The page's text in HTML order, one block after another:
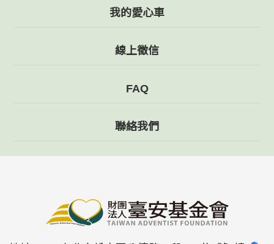
我的愛心車
線上徵信
FAQ
聯絡我們